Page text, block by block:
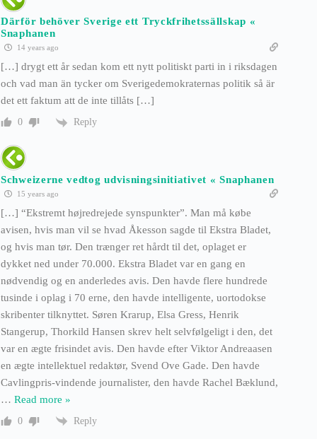
Därför behöver Sverige ett Tryckfrihetssällskap «
Snaphanen
14 years ago
[…] drygt ett år sedan kom ett nytt politiskt parti in i riksdagen
och vad man än tycker om Sverigedemokraternas politik så är
det ett faktum att de inte tillåts […]
0 Reply
Schweizerne vedtog udvisningsinitiativet « Snaphanen
15 years ago
[…] “Ekstremt højredrejede synspunkter”. Man må købe
avisen, hvis man vil se hvad Åkesson sagde til Ekstra Bladet,
og hvis man tør. Den trænger ret hårdt til det, oplaget er
dykket ned under 70.000. Ekstra Bladet var en gang en
nødvendig og en anderledes avis. Den havde flere hundrede
tusinde i oplag i 70 erne, den havde intelligente, uortodokse
skribenter tilknyttet. Søren Krarup, Elsa Gress, Henrik
Stangerup, Thorkild Hansen skrev helt selvfølgeligt i den, det
var en ægte frisindet avis. Den havde efter Viktor Andreaasen
en ægte intellektuel redaktør, Svend Ove Gade. Den havde
Cavlingpris-vindende journalister, den havde Rachel Bæklund,
… Read more »
0 Reply